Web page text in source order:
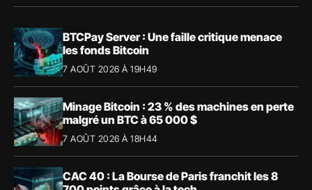
BTCPay Server : Une faille critique menace
les fonds Bitcoin
7 AOÛT 2026 À 19H49
Minage Bitcoin : 23 % des machines en perte
malgré un BTC à 65 000 $
7 AOÛT 2026 À 18H44
CAC 40 : La Bourse de Paris franchit les 8